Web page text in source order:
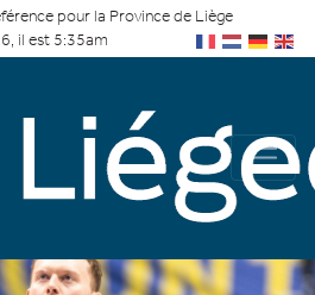
pour la Province de Liège
il est 5:35am